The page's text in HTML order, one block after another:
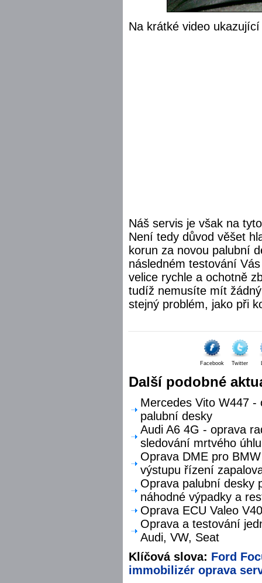
Na krátké video
Náš servis je však na
Není tedy důvod věšet
korun za novou palubní
následném testování
velice rychle a ochotně
tudíž nemusíte mít
stejný problém, jako při
Facebook Twitter
Další podobné
Mercedes Vito W447
palubní desky
Audi A6 4G - oprava
sledování mrtvého úhlu
Oprava DME pro
výstupu řízení
Oprava palubní desky
náhodné výpadky a
Oprava ECU Valeo
Oprava a testování
Audi, VW, Seat
Klíčová slova: Ford
immobilizér oprava